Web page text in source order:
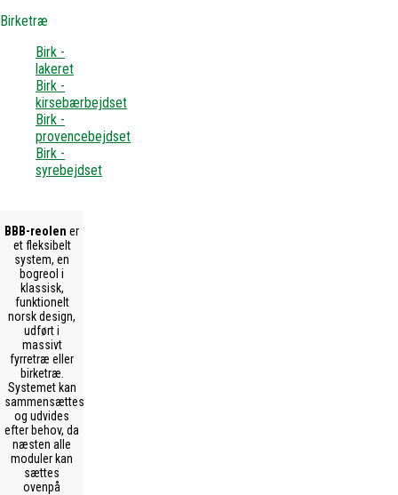
Birketræ
Birk -
lakeret
Birk -
kirsebærbejdset
Birk -
provencebejdset
Birk -
syrebejdset
BBB-reolen er
et fleksibelt
system, en
bogreol i
klassisk,
funktionelt
norsk design,
udført i
massivt
fyrretræ eller
birketræ.
Systemet kan
sammensættes
og udvides
efter behov, da
næsten alle
moduler kan
sættes
ovenpå